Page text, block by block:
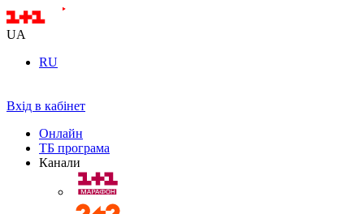
UA
RU
Вхід в кабінет
Онлайн
ТБ програма
Канали